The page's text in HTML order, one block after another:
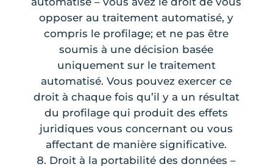
opposer au traitement automatisé, y
compris le profilage; et ne pas être
soumis à une décision basée
uniquement sur le traitement
automatisé. Vous pouvez exercer ce
droit à chaque fois qu’il y a un résultat
du profilage qui produit des effets
juridiques vous concernant ou vous
affectant de manière significative.
Droit à la portabilité des données –